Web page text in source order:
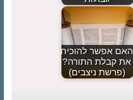
האם אפשר להוכיח
את קבלת התורה?
(פרשת ניצבים)